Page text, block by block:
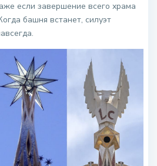
если завершение всего храма
башня встанет, силуэт